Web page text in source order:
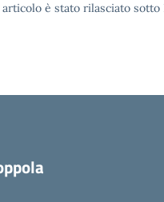
è stato rilasciato